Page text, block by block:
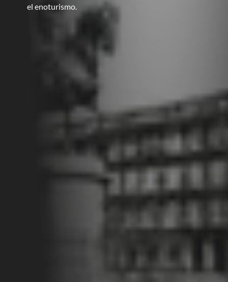
el enoturismo.